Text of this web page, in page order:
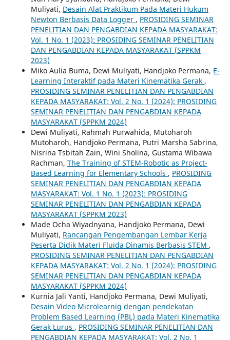
Muliyati, Desain Alat Praktikum Pada Materi Hukum
Newton Berbasis Data Logger , PROSIDING SEMINAR
PENELITIAN DAN PENGABDIAN KEPADA MASYARAKAT:
Vol. 1 No. 1 (2023): PROSIDING SEMINAR PENELITIAN
DAN PENGABDIAN KEPADA MASYARAKAT (SPPKM
2023)
Miko Aulia Buma, Dewi Muliyati, Handjoko Permana, E-
Learning Interaktif pada Materi Kinematika Gerak ,
PROSIDING SEMINAR PENELITIAN DAN PENGABDIAN
KEPADA MASYARAKAT: Vol. 2 No. 1 (2024): PROSIDING
SEMINAR PENELITIAN DAN PENGABDIAN KEPADA
MASYARAKAT (SPPKM 2024)
Dewi Muliyati, Rahmah Purwahida, Mutoharoh
Mutoharoh, Handjoko Permana, Putri Marsha Sabrina,
Nisrina Tsbitah Zain, Wini Sholina, Gustama Wibawa
Rachman, The Training of STEM-Robotic as Project-
Based Learning for Elementary Schools , PROSIDING
SEMINAR PENELITIAN DAN PENGABDIAN KEPADA
MASYARAKAT: Vol. 1 No. 1 (2023): PROSIDING
SEMINAR PENELITIAN DAN PENGABDIAN KEPADA
MASYARAKAT (SPPKM 2023)
Made Ocha Wiyadnyana, Handjoko Permana, Dewi
Muliyati, Rancangan Pengembangan Lembar Kerja
Peserta Didik Materi Fluida Dinamis Berbasis STEM ,
PROSIDING SEMINAR PENELITIAN DAN PENGABDIAN
KEPADA MASYARAKAT: Vol. 2 No. 1 (2024): PROSIDING
SEMINAR PENELITIAN DAN PENGABDIAN KEPADA
MASYARAKAT (SPPKM 2024)
Kurnia Jali Yanti, Handjoko Permana, Dewi Muliyati,
Desain Video Microlearnig dengan pendekatan
Problem Based Learning (PBL) pada Materi Kinematika
Gerak Lurus , PROSIDING SEMINAR PENELITIAN DAN
PENGABDIAN KEPADA MASYARAKAT: Vol. 2 No. 1